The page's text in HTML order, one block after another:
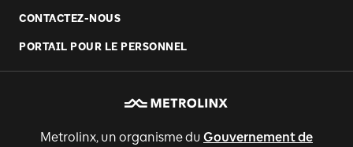
CONTACTEZ-NOUS
PORTAIL POUR LE PERSONNEL
Metrolinx, un organisme du Gouvernement de